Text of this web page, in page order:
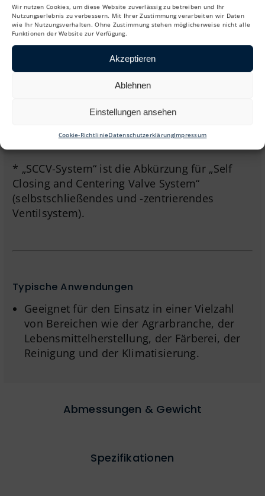
Wir nutzen Cookies, um diese Website zuverlässig zu betreiben und Ihr
Nutzungserlebnis zu verbessern. Mit Ihrer Zustimmung verarbeiten wir Daten
wie Ihr Nutzungsverhalten. Ohne Zustimmung stehen möglicherweise nicht alle
Funktionen der Website zur Verfügung.
Akzeptieren
Ablehnen
Einstellungen ansehen
Cookie-RichtlinieDatenschutzerklärungImpressum
des Glockenschwimmers nicht zu Dampf-
und Lufteinschlüssen.
* „SCCV-System“ ist die Abkürzung für „Self
Closing and Centering Valve System“
(selbstschließendes und -zentrierendes
Ventilsystem).
Typische Anwendungen
Geeignet für den Einsatz in einer Vielzahl
von Bereichen wie der Agrarbranche, der
Lebensmittelherstellung, der Färberei, der
Reinigung und der Klimatisierung.
Abmessungen & Gewicht
Spezifikationen